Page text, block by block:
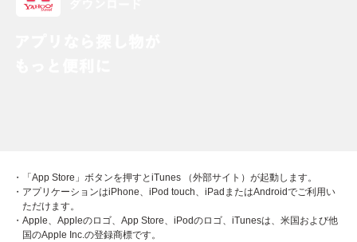
・「App Store」ボタンを押すとiTunes （外部サイト）が起動します。
・アプリケーションはiPhone、iPod touch、iPadまたはAndroidでご利用い
ただけます。
・Apple、Appleのロゴ、App Store、iPodのロゴ、iTunesは、米国および他
国のApple Inc.の登録商標です。